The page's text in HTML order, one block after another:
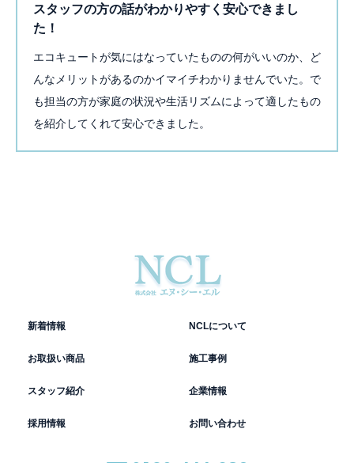
スタッフの方の話がわかりやすく安心できまし
た！
エコキュートが気にはなっていたものの何がいいのか、ど
んなメリットがあるのかイマイチわかりませんでいた。で
も担当の方が家庭の状況や生活リズムによって適したもの
を紹介してくれて安心できました。
新着情報 NCLについて
お取扱い商品 施工事例
スタッフ紹介 企業情報
採用情報 お問い合わせ